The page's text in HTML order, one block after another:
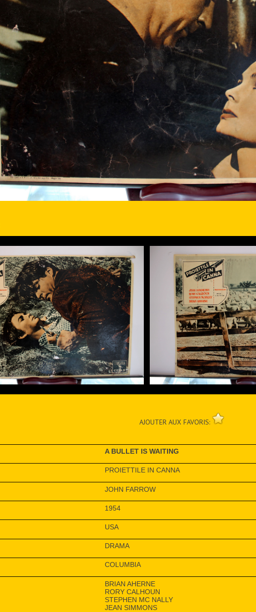
AJOUTER AUX FAVORIS:
A BULLET IS WAITING
PROIETTILE IN CANNA
JOHN FARROW
1954
USA
DRAMA
COLUMBIA
BRIAN AHERNE
RORY CALHOUN
STEPHEN MC NALLY
JEAN SIMMONS